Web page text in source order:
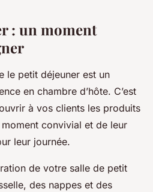
: un moment
le petit déjeuner est un
en chambre d’hôte. C’est
à vos clients les produits
convivial et de leur
leur journée.
de votre salle de petit
des nappes et des